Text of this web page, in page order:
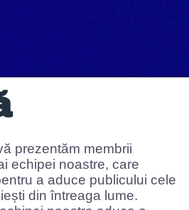
prezentăm membrii
echipei noastre, care
a aduce publicului cele
din întreaga lume.